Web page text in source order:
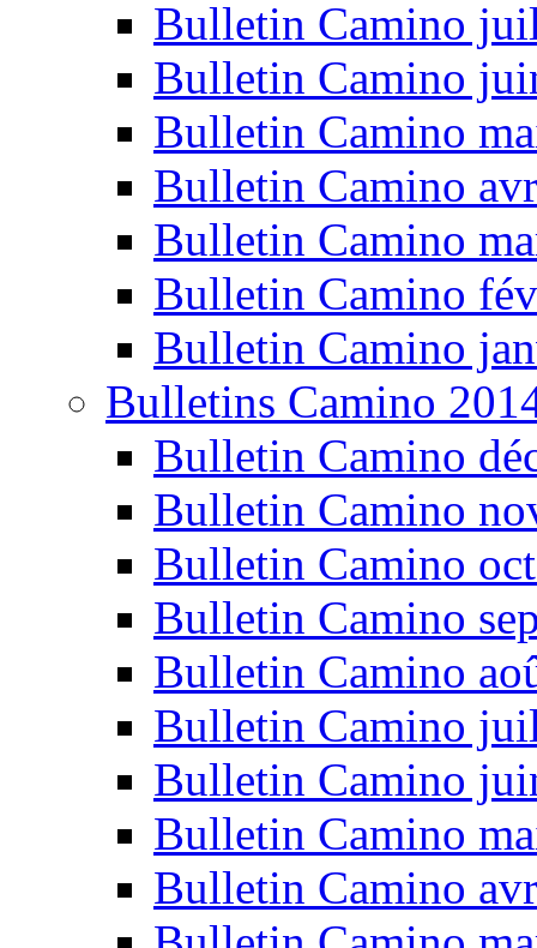
Bulletin Camino
Bulletin Camino
Bulletin Camino
Bulletin Camino
Bulletin Camino
Bulletin Camino
Bulletin Camino
Bulletins Camino
Bulletin Camino
Bulletin Camino
Bulletin Camino
Bulletin Camino
Bulletin Camino
Bulletin Camino
Bulletin Camino
Bulletin Camino
Bulletin Camino